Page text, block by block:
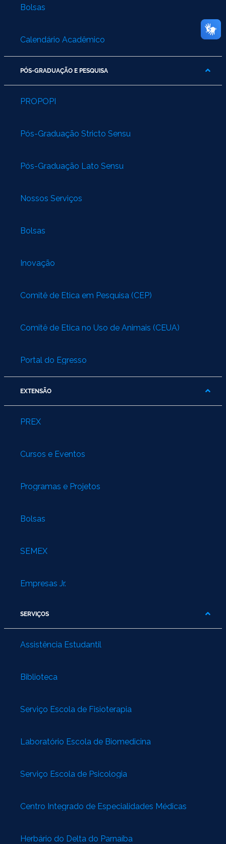
Bolsas
Calendário Acadêmico
PÓS-GRADUAÇÃO E PESQUISA
PROPOPI
Pós-Graduação Stricto Sensu
Pós-Graduação Lato Sensu
Nossos Serviços
Bolsas
Inovação
Comitê de Ética em Pesquisa (CEP)
Comitê de Ética no Uso de Animais (CEUA)
Portal do Egresso
EXTENSÃO
PREX
Cursos e Eventos
Programas e Projetos
Bolsas
SEMEX
Empresas Jr.
SERVIÇOS
Assistência Estudantil
Biblioteca
Serviço Escola de Fisioterapia
Laboratório Escola de Biomedicina
Serviço Escola de Psicologia
Centro Integrado de Especialidades Médicas
Herbário do Delta do Parnaíba